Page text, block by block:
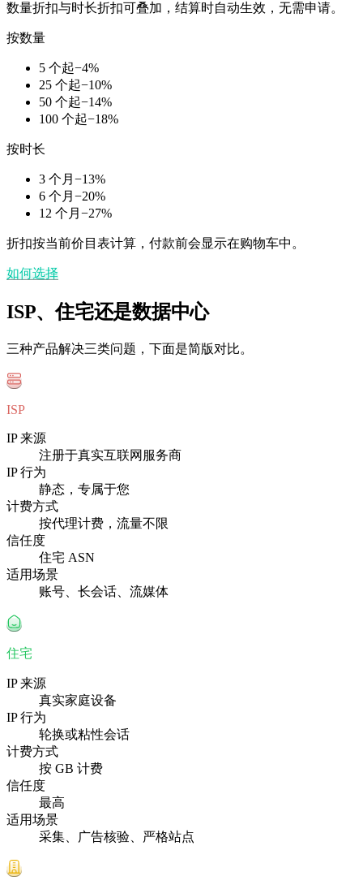
数量折扣与时长折扣可叠加，结算时自动生效，无需申请。
按数量
5 个起−4%
25 个起−10%
50 个起−14%
100 个起−18%
按时长
3 个月 −13%
6 个月 −20%
12 个月 −27%
折扣按当前价目表计算，付款前会显示在购物车中。
如何选择
ISP、住宅还是数据中心
三种产品解决三类问题，下面是简版对比。
ISP
IP 来源
注册于真实互联网服务商
IP 行为
静态，专属于您
计费方式
按代理计费，流量不限
信任度
住宅 ASN
适用场景
账号、长会话、流媒体
住宅
IP 来源
真实家庭设备
IP 行为
轮换或粘性会话
计费方式
按 GB 计费
信任度
最高
适用场景
采集、广告核验、严格站点